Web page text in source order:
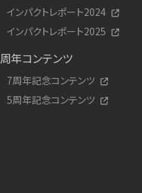
インパクトレポート2024
インパクトレポート2025
周年コンテンツ
7周年記念コンテンツ
5周年記念コンテンツ